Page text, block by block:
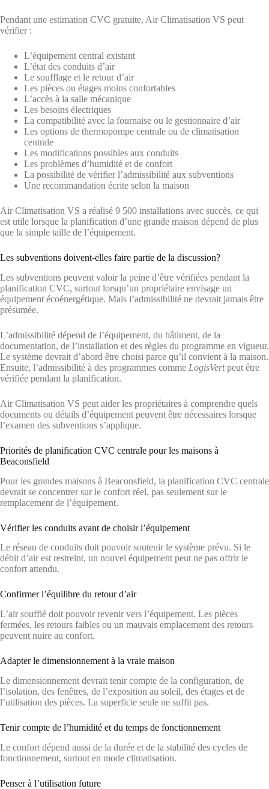
Pendant une estimation CVC gratuite, Air Climatisation VS peut
vérifier :
L’équipement central existant
L’état des conduits d’air
Le soufflage et le retour d’air
Les pièces ou étages moins confortables
L’accès à la salle mécanique
Les besoins électriques
La compatibilité avec la fournaise ou le gestionnaire d’air
Les options de thermopompe centrale ou de climatisation
centrale
Les modifications possibles aux conduits
Les problèmes d’humidité et de confort
La possibilité de vérifier l’admissibilité aux subventions
Une recommandation écrite selon la maison
Air Climatisation VS a réalisé 9 500 installations avec succès, ce qui
est utile lorsque la planification d’une grande maison dépend de plus
que la simple taille de l’équipement.
Les subventions doivent-elles faire partie de la discussion?
Les subventions peuvent valoir la peine d’être vérifiées pendant la
planification CVC, surtout lorsqu’un propriétaire envisage un
équipement écoénergétique. Mais l’admissibilité ne devrait jamais être
présumée.
L’admissibilité dépend de l’équipement, du bâtiment, de la
documentation, de l’installation et des règles du programme en vigueur.
Le système devrait d’abord être choisi parce qu’il convient à la maison.
Ensuite, l’admissibilité à des programmes comme LogisVertpeut être
vérifiée pendant la planification.
Air Climatisation VS peut aider les propriétaires à comprendre quels
documents ou détails d’équipement peuvent être nécessaires lorsque
l’examen des subventions s’applique.
Priorités de planification CVC centrale pour les maisons à
Beaconsfield
Pour les grandes maisons à Beaconsfield, la planification CVC centrale
devrait se concentrer sur le confort réel, pas seulement sur le
remplacement de l’équipement.
Vérifier les conduits avant de choisir l’équipement
Le réseau de conduits doit pouvoir soutenir le système prévu. Si le
débit d’air est restreint, un nouvel équipement peut ne pas offrir le
confort attendu.
Confirmer l’équilibre du retour d’air
L’air soufflé doit pouvoir revenir vers l’équipement. Les pièces
fermées, les retours faibles ou un mauvais emplacement des retours
peuvent nuire au confort.
Adapter le dimensionnement à la vraie maison
Le dimensionnement devrait tenir compte de la configuration, de
l’isolation, des fenêtres, de l’exposition au soleil, des étages et de
l’utilisation des pièces. La superficie seule ne suffit pas.
Tenir compte de l’humidité et du temps de fonctionnement
Le confort dépend aussi de la durée et de la stabilité des cycles de
fonctionnement, surtout en mode climatisation.
Penser à l’utilisation future